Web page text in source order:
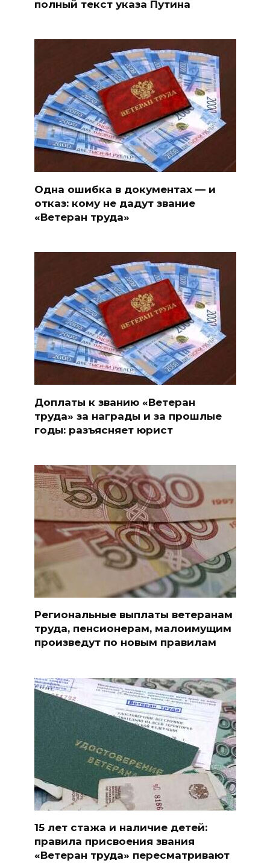
полный текст указа Путина
Одна ошибка в документах — и
отказ: кому не дадут звание
«Ветеран труда»
Доплаты к званию «Ветеран
труда» за награды и за прошлые
годы: разъясняет юрист
Региональные выплаты ветеранам
труда, пенсионерам, малоимущим
произведут по новым правилам
15 лет стажа и наличие детей:
правила присвоения звания
«Ветеран труда» пересматривают